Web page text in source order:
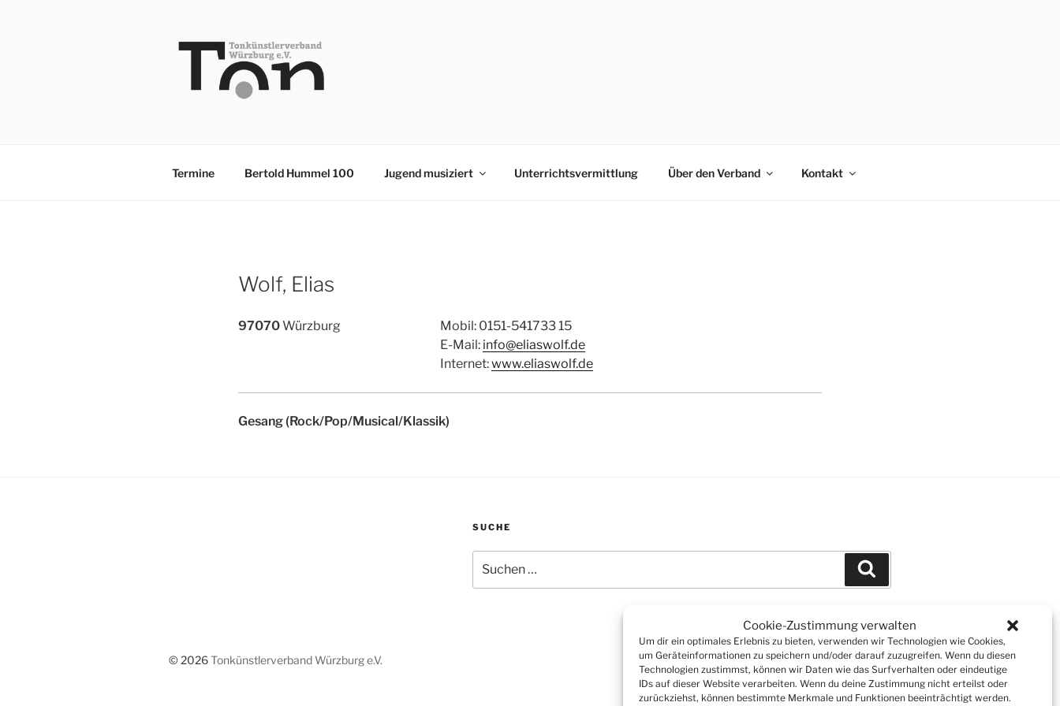
Cookie-Zustimmung verwalten
Um dir ein optimales Erlebnis zu bieten, verwenden wir Technologien wie Cookies,
um Geräteinformationen zu speichern und/oder darauf zuzugreifen. Wenn du diesen
Technologien zustimmst, können wir Daten wie das Surfverhalten oder eindeutige
IDs auf dieser Website verarbeiten. Wenn du deine Zustimmung nicht erteilst oder
zurückziehst, können bestimmte Merkmale und Funktionen beeinträchtigt werden.
Termine Bertold Hummel 100 Jugend musiziert Unterrichtsvermittlung Über den Verband Kontakt
Wolf, Elias
97070Würzburg
Mobil: 0151-541733 15
E-Mail: info@eliaswolf.de
Internet:www.eliaswolf.de
Gesang (Rock/Pop/Musical/Klassik)
SUCHE
nach:
© 2026Tonkünstlerverband Würzburg e.V.